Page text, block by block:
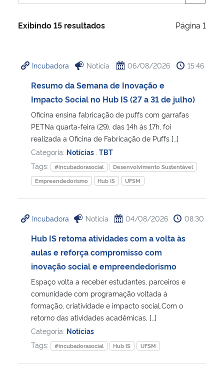
Ministério da Cidadania
Ministério de Minas e Energia
Ministério da Ciência, Tecnologia, Inovações e Comunicações
Ministério do Meio Ambiente
Ministério do Turismo
Ministério do Desenvolvimento Regional
Controladoria-Geral da União
Ministério da Mulher, da Família e dos Direitos Humanos
Secretaria-Geral
Secretaria de Governo
Exibindo 15 resultados Página 1
Incubadora Notícia 06/08/2026 15:46
Resumo da Semana de Inovação e
Impacto Social no Hub IS (27 a 31 de julho)
Oficina ensina fabricação de puffs com garrafas
PETNa quarta-feira (29), das 14h às 17h, foi
realizada a Oficina de Fabricação de Puffs […]
Categoria: Notícias TBT
Tags:
#incubadorasocial
Desenvolvimento Sustentável
Empreendedorismo
Hub IS UFSM
Incubadora Notícia 04/08/2026 08:30
Hub IS retoma atividades com a volta às
aulas e reforça compromisso com
inovação social e empreendedorismo
Espaço volta a receber estudantes, parceiros e
comunidade com programação voltada à
formação, criatividade e impacto social.Com o
retorno das atividades acadêmicas, […]
Categoria: Notícias
Tags:
#incubadorasocial Hub IS UFSM